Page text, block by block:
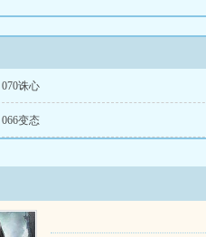
070诛心
066变态